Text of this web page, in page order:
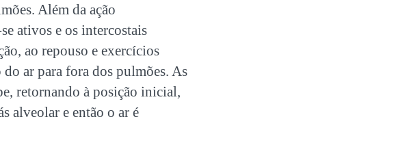
Além da ação
ativos e os intercostais
ao repouso e exercícios
ar para fora dos pulmões. As
retornando à posição inicial,
alveolar e então o ar é